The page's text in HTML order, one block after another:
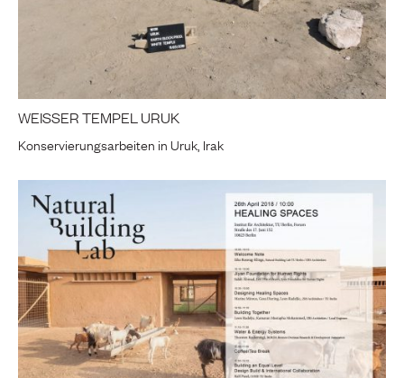
WEISSER TEMPEL URUK
Konservierungsarbeiten in Uruk, Irak